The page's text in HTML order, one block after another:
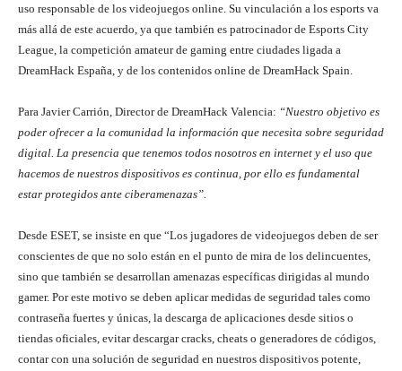
uso responsable de los videojuegos online. Su vinculación a los esports va
más allá de este acuerdo, ya que también es patrocinador de Esports City
League, la competición amateur de gaming entre ciudades ligada a
DreamHack España, y de los contenidos online de DreamHack Spain.
Para Javier Carrión, Director de DreamHack Valencia: “Nuestro objetivo es
poder ofrecer a la comunidad la información que necesita sobre seguridad
digital. La presencia que tenemos todos nosotros en internet y el uso que
hacemos de nuestros dispositivos es continua, por ello es fundamental
estar protegidos ante ciberamenazas”.
Desde ESET, se insiste en que “Los jugadores de videojuegos deben de ser
conscientes de que no solo están en el punto de mira de los delincuentes,
sino que también se desarrollan amenazas específicas dirigidas al mundo
gamer. Por este motivo se deben aplicar medidas de seguridad tales como
contraseña fuertes y únicas, la descarga de aplicaciones desde sitios o
tiendas oficiales, evitar descargar cracks, cheats o generadores de códigos,
contar con una solución de seguridad en nuestros dispositivos potente,